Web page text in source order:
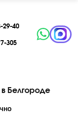
228-29-40
777-305
в Белгороде